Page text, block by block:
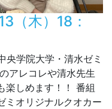
（木）18：
学院大学・清水ゼミ
アレコレや清水先生
楽しめます！！ 番組
ミオリジナルクオカー